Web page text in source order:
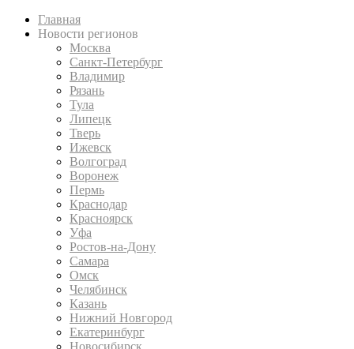
Главная
Новости регионов
Москва
Санкт-Петербург
Владимир
Рязань
Тула
Липецк
Тверь
Ижевск
Волгоград
Воронеж
Пермь
Краснодар
Красноярск
Уфа
Ростов-на-Дону
Самара
Омск
Челябинск
Казань
Нижний Новгород
Екатеринбург
Новосибирск